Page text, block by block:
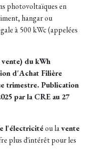
photovoltaïques en
hangar ou
à 500 kWc (appelées
du kWh
d'Achat Filière
trimestre. Publication
par la CRE au 27
l'électricitéou lavente
plus d'intérêt pour les